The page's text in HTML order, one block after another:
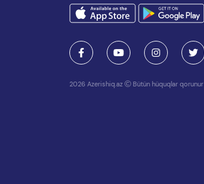
2026 Azerishiq.az Bütün hüquqlar qorunur